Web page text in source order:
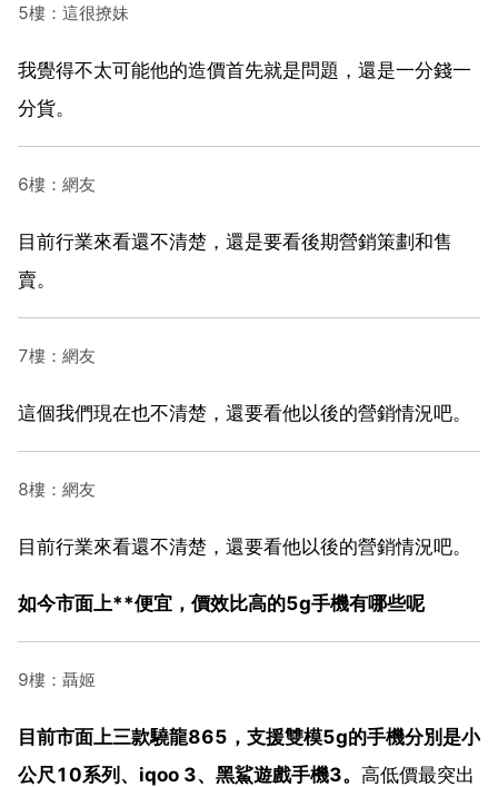
5樓：這很撩妹
我覺得不太可能他的造價首先就是問題，還是一分錢一
分貨。
6樓：網友
目前行業來看還不清楚，還是要看後期營銷策劃和售
賣。
7樓：網友
這個我們現在也不清楚，還要看他以後的營銷情況吧。
8樓：網友
目前行業來看還不清楚，還要看他以後的營銷情況吧。
如今市面上**便宜，價效比高的5g手機有哪些呢
9樓：聶姬
目前市面上三款驍龍865，支援雙模5g的手機分別是小
公尺10系列、iqoo 3、黑鯊遊戲手機3。 高低價最突出